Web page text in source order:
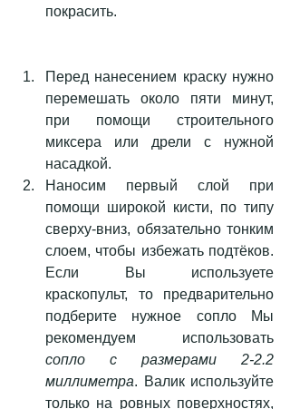
покрасить.
Перед нанесением краску нужно
перемешать около пяти минут,
при помощи строительного
миксера или дрели с нужной
насадкой.
Наносим первый слой при
помощи широкой кисти, по типу
сверху-вниз, обязательно тонким
слоем, чтобы избежать подтёков.
Если Вы используете
краскопульт, то предварительно
подберите нужное сопло Мы
сопло с размерами 2-2.2
миллиметра. Валик используйте
только на ровных поверхностях,